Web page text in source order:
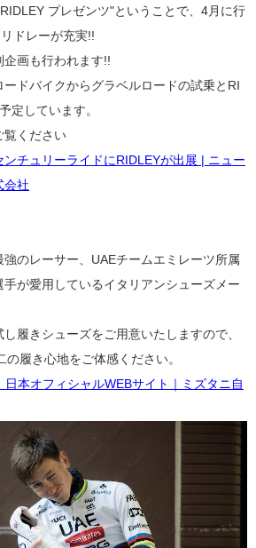
プレゼンツ"ということで、4月に行
ドレーが充実!!
企画も行われます!!
ドバイクからグラベルロードの試乗とRI
定しています。
覧ください
チュリーライドにRIDLEYが出展 | ニュー
会社
のレーサー、UAEチームエミレーツ所属
手が愛用しているイタリアンシューズメー
履きシューズをご用意いたしますので、
の履き心地をご体感ください。
本オフィシャルWEBサイト｜ミズタニ自